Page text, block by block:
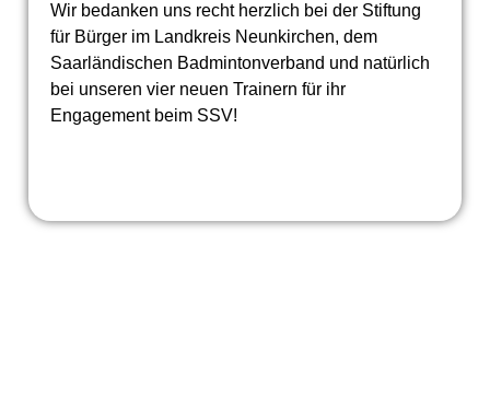
Wir bedanken uns recht herzlich bei der Stiftung
für Bürger im Landkreis Neunkirchen, dem
Saarländischen Badmintonverband und natürlich
bei unseren vier neuen Trainern für ihr
Engagement beim SSV!